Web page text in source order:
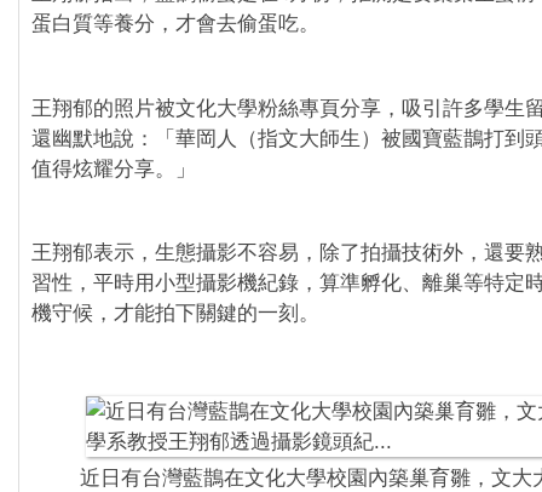
蛋白質等養分，才會去偷蛋吃。
王翔郁的照片被文化大學粉絲專頁分享，吸引許多學生
還幽默地說：「華岡人（指文大師生）被國寶藍鵲打到
值得炫耀分享。」
王翔郁表示，生態攝影不容易，除了拍攝技術外，還要
習性，平時用小型攝影機紀錄，算準孵化、離巢等特定
機守候，才能拍下關鍵的一刻。
近日有台灣藍鵲在文化大學校園內築巢育雛，文大